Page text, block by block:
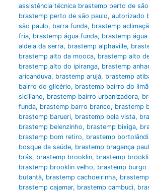
assistência técnica brastemp perto de
brastemp perto de são paulo, autorizado
são paulo, barra funda, brastemp
fria, brastemp água funda, brastemp água
aldeia da serra, brastemp alphaville,
brastemp alto da mooca, brastemp alto
brastemp alto do ipiranga, brastemp
aricanduva, brastemp arujá, brastemp
bairro do glicério, brastemp bairro do
siciliano, brastemp bairro urbanizadora,
funda, brastemp barro branco, brastemp
brastemp barueri, brastemp bela vista,
brastemp belenzinho, brastemp bixiga,
brastemp bom retiro, brastemp
bosque da saúde, brastemp bragança
brás, brastemp brooklin, brastemp
brastemp brooklin velho, brastemp burgo
butantã, brastemp cachoeirinha,
brastemp cajamar, brastemp cambuci,